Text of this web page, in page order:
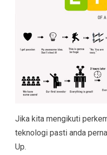
Jika kita mengikuti
teknologi pasti anda
Up.